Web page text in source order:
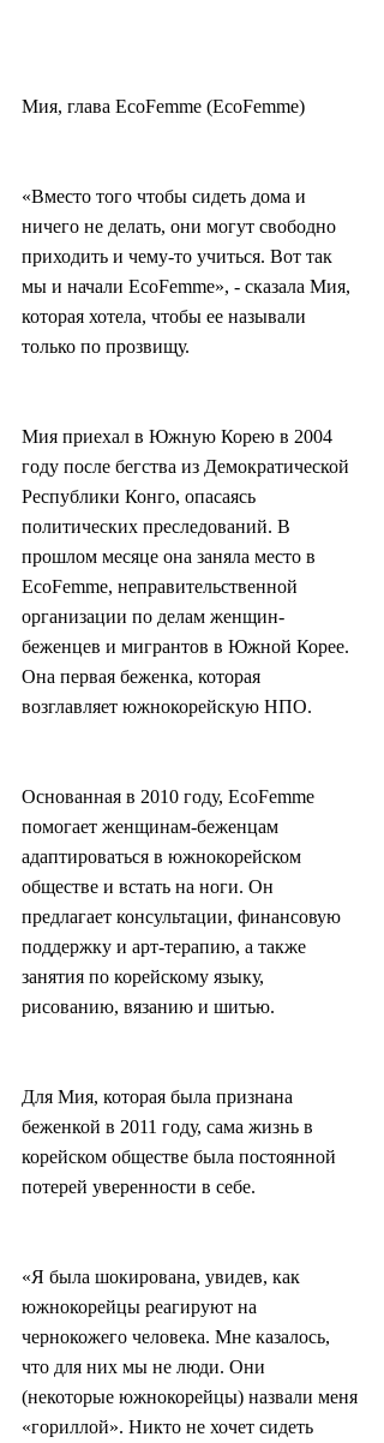
Мия, глава EcoFemme (EcoFemme)
«Вместо того чтобы сидеть дома и
ничего не делать, они могут свободно
приходить и чему-то учиться. Вот так
мы и начали EcoFemme», - сказала Мия,
которая хотела, чтобы ее называли
только по прозвищу.
Мия приехал в Южную Корею в 2004
году после бегства из Демократической
Республики Конго, опасаясь
политических преследований. В
прошлом месяце она заняла место в
EcoFemme, неправительственной
организации по делам женщин-
беженцев и мигрантов в Южной Корее.
Она первая беженка, которая
возглавляет южнокорейскую НПО.
Основанная в 2010 году, EcoFemme
помогает женщинам-беженцам
адаптироваться в южнокорейском
обществе и встать на ноги. Он
предлагает консультации, финансовую
поддержку и арт-терапию, а также
занятия по корейскому языку,
рисованию, вязанию и шитью.
Для Мия, которая была признана
беженкой в 2011 году, сама жизнь в
корейском обществе была постоянной
потерей уверенности в себе.
«Я была шокирована, увидев, как
южнокорейцы реагируют на
чернокожего человека. Мне казалось,
что для них мы не люди. Они
(некоторые южнокорейцы) назвали меня
«гориллой». Никто не хочет сидеть